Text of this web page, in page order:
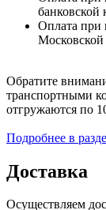
банковской
Оплата при
Московской
Обратите
транспортными
отгружаются по
Подробнее в
Доставка
Осуществляем